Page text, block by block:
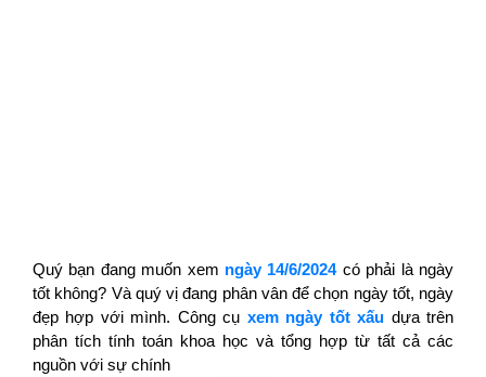
Quý bạn đang muốn xem ngày 14/6/2024có phải là ngày
tốt không? Và quý vị đang phân vân để chọn ngày tốt, ngày
đẹp hợp với mình. Công cụ xem ngày tốt xấu dựa trên
phân tích tính toán khoa học và tổng hợp từ tất cả các
nguồn với sự chính